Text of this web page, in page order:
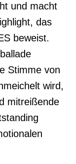
und macht
das
beweist.
Stimme von
wird,
mitreißende